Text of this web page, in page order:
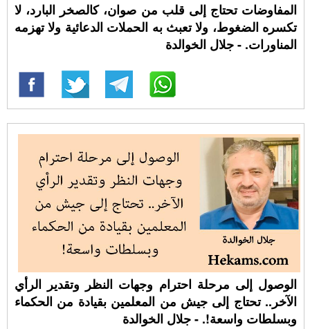
المفاوضات تحتاج إلى قلب من صوان، كالصخر البارد، لا
تكسره الضغوط، ولا تعبث به الحملات الدعائية ولا تهزمه
المناورات. - جلال الخوالدة
الوصول إلى مرحلة احترام وجهات النظر وتقدير الرأي
الآخر.. تحتاج إلى جيش من المعلمين بقيادة من الحكماء
وبسلطات واسعة!. - جلال الخوالدة